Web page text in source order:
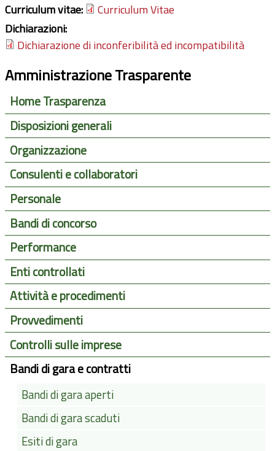
Curriculum vitae:
Curriculum Vitae
Dichiarazioni:
Dichiarazione di inconferibilità ed incompatibilità
Amministrazione Trasparente
Home Trasparenza
Disposizioni generali
Organizzazione
Consulenti e collaboratori
Personale
Bandi di concorso
Performance
Enti controllati
Attività e procedimenti
Provvedimenti
Controlli sulle imprese
Bandi di gara e contratti
Bandi di gara aperti
Bandi di gara scaduti
Esiti di gara